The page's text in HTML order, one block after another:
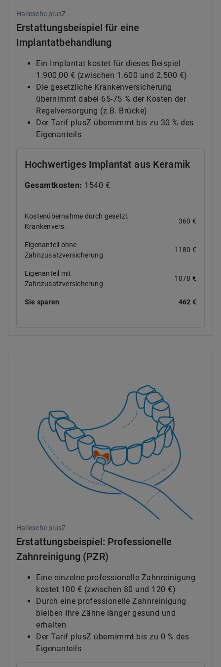
Hallesche plusZ
Erstattungsbeispiel für eine
Implantatbehandlung
Ein Implantat kostet für dieses Beispiel
1.900,00 € (zwischen 1.600 und 2.500 €)
Die gesetzliche Krankenversicherung
übernimmt dabei 65-75 % der Kosten der
Regelversorgung (z.B. Brücke)
Der Tarif plusZ übernimmt bis zu 30 % des
Eigenanteils
Hochwertiges Implantat aus Keramik
Gesamtkosten: 1540 €
Kostenübernahme durch gesetzl.
Krankenvers.
360 €
Eigenanteil ohne
Zahnzusatzversicherung
1180 €
Eigenanteil mit
Zahnzusatzversicherung
1078 €
Sie sparen 462 €
Hallesche plusZ
Erstattungsbeispiel: Professionelle
Zahnreinigung (PZR)
Eine einzelne professionelle Zahnreinigung
kostet 100 € (zwischen 80 und 120 €)
Durch eine professionelle Zahnreinigung
bleiben Ihre Zähne länger gesund und
erhalten
Der Tarif plusZ übernimmt bis zu 0 % des
Eigenanteils